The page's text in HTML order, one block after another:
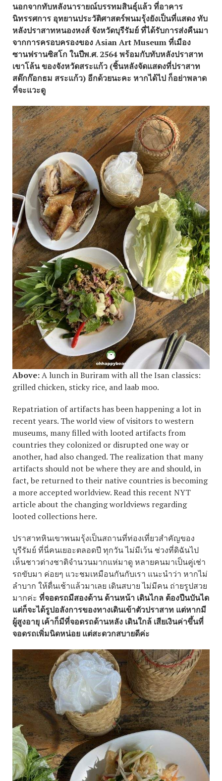
นอกจากทับหลังนารายณ์บรรทมสินธุ์แล้ว ที่อาคาร
นิทรรศการ อุทยานประวัติศาสตร์พนมรุ้งยังเป็นที่แสดง ทับ
หลังปราสาทหนองหงส์ จังหวัดบุรีรัมย์ ที่ได้รับการส่งคืนมา
จากการครอบครองของ Asian Art Museum ที่เมือง
ซานฟรานซิสโก ในปีพ.ศ. 2564 พร้อมกับทับหลังปราสาท
เขาโล้น ของจังหวัดสระแก้ว (ชิ้นหลังจัดแสดงที่ปราสาท
สด๊กก๊อกธม สระแก้ว) อีกด้วยนะคะ หากได้ไป ก็อย่าพลาด
ที่จะแวะดู
Above:A lunch in Buriram with all the Isan classics:
grilled chicken, sticky rice, and laab moo.
Repatriation of artifacts has been happening a lot in
recent years. The world view of visitors to western
museums, many filled with looted artifacts from
countries they colonized or disrupted one way or
another, had also changed. The realization that many
artifacts should not be where they are and should, in
fact, be returned to their native countries is becoming
a more accepted worldview. Read this recent NYT
article about the changing worldviews regarding
looted collections here.
ปราสาทหินเขาพนมรุ้งเป็นสถานที่ท่องเที่ยวสำคัญของ
บุรีรัมย์ ที่นี่คนเยอะตลอดปี ทุกวัน ไม่มีเว้น ช่วงที่ดิฉันไป
เห็นชาวต่างชาติจำนวนมากแห่มาดู หลายคนมาเป็นคู่เช่า
รถขับมา ค่อยๆ แวะชมเหมือนกันกับเรา แนะนำว่า หากไม่
ลำบาก ให้ตื่นเช้าแล้วมาเลย เดินสบาย ไม่มีคน ถ่ายรูปสวย
มากค่ะ ที่จอดรถมีสองด้าน ด้านหน้า เดินไกล ต้องปีนบันได
แต่ก็จะได้รูปอลังการของทางเดินเข้าตัวปราสาท แต่หากมี
ผู้สูงอายุ เค้าก็มีที่จอดรถด้านหลัง เดินใกล้ เสียเงินค่าขึ้นที่
จอดรถเพิ่มนิดหน่อย แต่สะดวกสบายดีค่ะ